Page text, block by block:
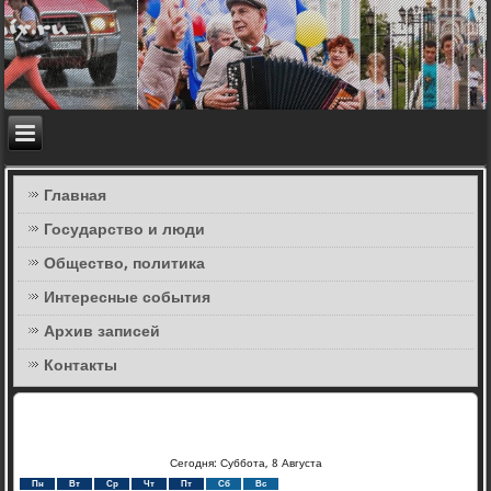
Главная
Государство и люди
Общество, политика
Интересные события
Архив записей
Контакты
Сегодня: Суббота, 8 Августа
Пн Вт Ср Чт Пт Сб Вс